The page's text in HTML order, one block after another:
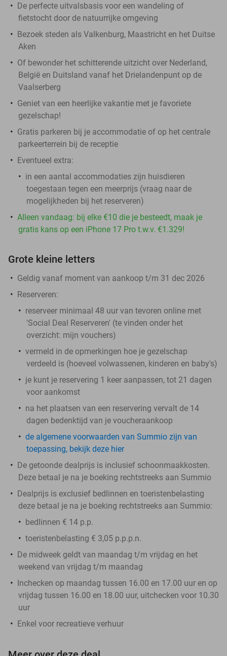
De perfecte uitvalsbasis voor een wandeling of
fietstocht door de natuurrijke omgeving
Bezoek steden als Valkenburg, Maastricht en het Duitse
Aken
Of bewonder het schitterende uitzicht over Nederland,
België en Duitsland vanaf het Drielandenpunt op de
Vaalserberg
Geniet van een heerlijke vakantie met je favoriete
gezelschap!
Gratis parkeren bij je accommodatie of op het centrale
parkeerterrein bij de receptie
Eventueel extra:
in een aantal accommodaties zijn huisdieren
toegestaan tegen een meerprijs (vraag naar de
mogelijkheden bij het reserveren)
Alleen vandaag: bij elke €10 die je besteedt, maak je
gratis kans op een iPhone 17 Pro t.w.v. €1.329!
Grote kleine letters
Geldig vanaf moment van aankoop t/m 31 dec 2026
Reserveren:
reserveer minimaal 48 uur van tevoren online met
'Social Deal Reserveren' (te vinden onder het
overzicht: mijn vouchers)
vermeld in de opmerkingen hoe je gezelschap
verdeeld is (hoeveel volwassenen, kinderen en baby's)
je kunt je reservering 1 keer aanpassen, tot 21 dagen
voor aankomst
na het plaatsen van een reservering vervalt de 14
dagen bedenktijd van je voucheraankoop
de algemene voorwaarden van Summio zijn van
toepassing, bekijk deze hier
De getoonde dealprijs is inclusief schoonmaakkosten.
Deze betaal je na je boeking rechtstreeks aan Summio
Dealprijs is exclusief bedlinnen en toeristenbelasting
deze betaal je na je boeking rechtstreeks aan Summio:
bedlinnen € 14 p.p.
toeristenbelasting € 3,05 p.p.p.n.
De midweek geldt van maandag t/m vrijdag en het
weekend van vrijdag t/m maandag
Inchecken op maandag tussen 16.00 en 17.00 uur en op
vrijdag tussen 16.00 en 18.00 uur, uitchecken voor 10.30
uur
Enkel voor recreatieve verhuur